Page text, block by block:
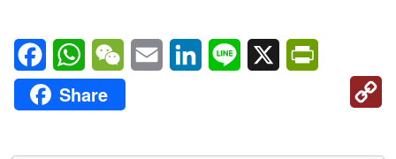
FacebookWhatsAppWeChatEmail LinkedInLine X
Share